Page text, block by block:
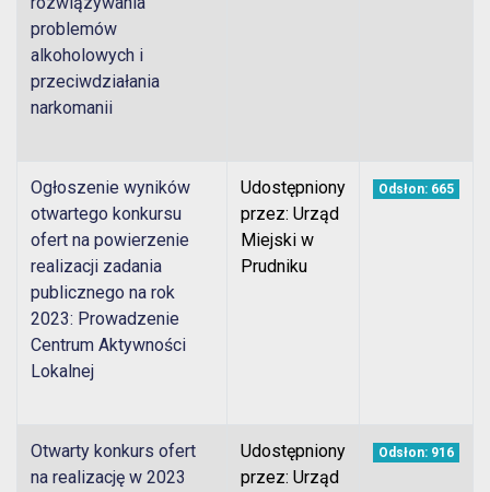
problemów
alkoholowych i
przeciwdziałania
narkomanii
Ogłoszenie wyników
otwartego konkursu
ofert na powierzenie
realizacji zadania
publicznego na rok
2023: Prowadzenie
Centrum Aktywności
Lokalnej
Udostępniony
przez: Urząd
Miejski w
Prudniku
Odsłon: 665
Otwarty konkurs ofert
na realizację w 2023
Udostępniony
przez: Urząd
Odsłon: 916